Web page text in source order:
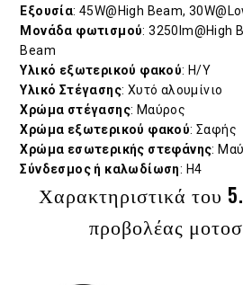
Εξουσία: 45W@High Beam,
Μονάδα φωτισμού: 3250lm@High
Beam
Υλικό εξωτερικού φακού: Η/Υ
Υλικό Στέγασης: Χυτό αλουμίνιο
Χρώμα στέγασης: Μαύρος
Χρώμα εξωτερικού φακού: Σαφής
Χρώμα εσωτερικής στεφάνης:
Σύνδεσμος ή καλωδίωση: Η4
Χαρακτηριστικά του
προβολέας